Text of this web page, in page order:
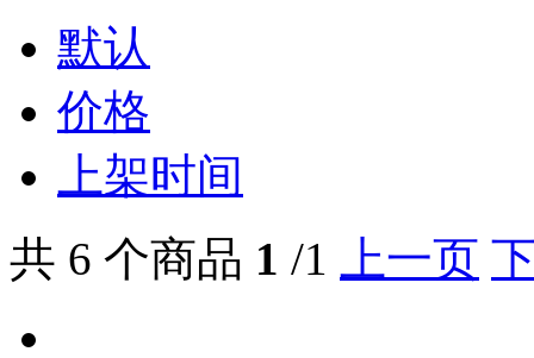
默认
价格
上架时间
共 6 个商品 1 /1 上一页